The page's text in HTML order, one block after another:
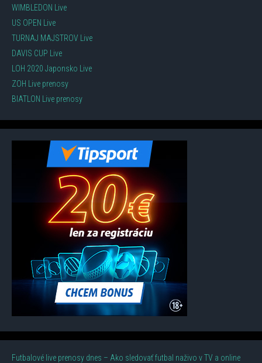
WIMBLEDON Live
US OPEN Live
TURNAJ MAJSTROV Live
DAVIS CUP Live
LOH 2020 Japonsko Live
ZOH Live prenosy
BIATLON Live prenosy
Futbalové live prenosy dnes – Ako sledovať futbal naživo v TV a online